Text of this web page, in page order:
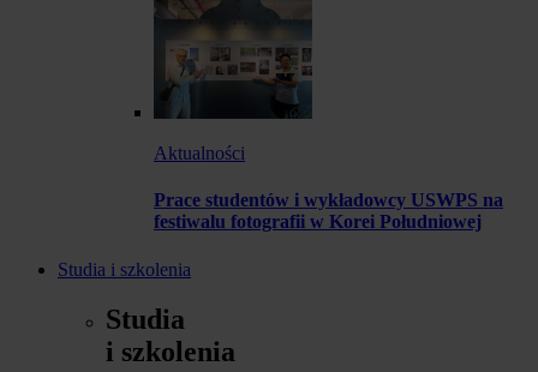
Aktualności
Prace studentów i wykładowcy USWPS na
festiwalu fotografii w Korei Południowej
Studia i szkolenia
Studia
i szkolenia